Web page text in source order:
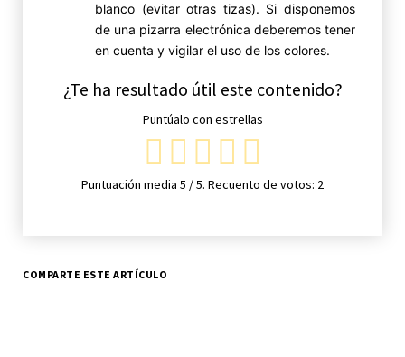
blanco (evitar otras tizas). Si disponemos
de una pizarra electrónica deberemos tener
en cuenta y vigilar el uso de los colores.
¿Te ha resultado útil este contenido?
Puntúalo con estrellas
Puntuación media 5 / 5. Recuento de votos: 2
COMPARTE ESTE ARTÍCULO